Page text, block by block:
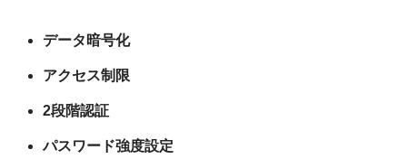
データ暗号化
アクセス制限
2段階認証
パスワード強度設定